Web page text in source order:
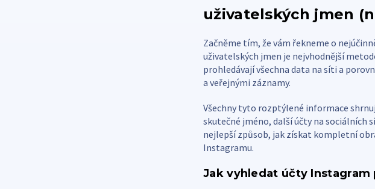
uživatelských jmen
Začněme tím, že vám řekneme o
uživatelských jmen je nejvhodnější
prohledávají všechna data na síti a
a veřejnými záznamy.
Všechny tyto rozptýlené informace
skutečné jméno, další účty na sociálních
nejlepší způsob, jak získat kompletní
Instagramu.
Jak vyhledat účty Instagram